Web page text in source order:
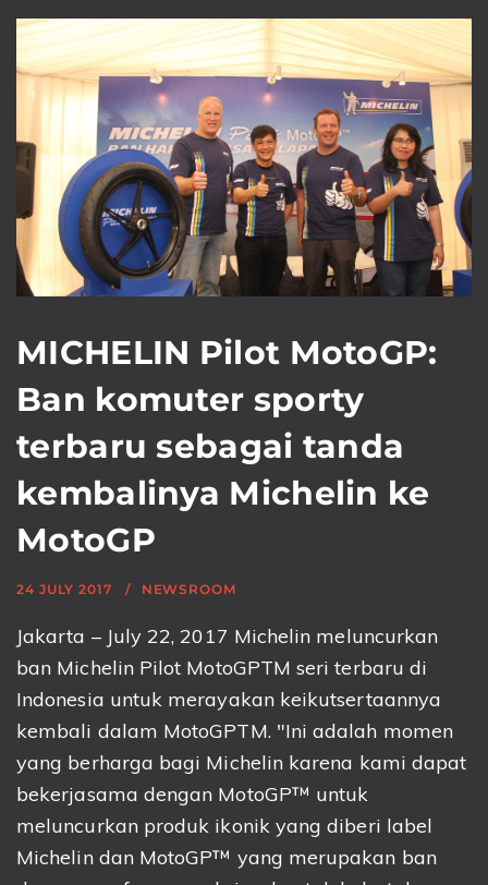
MICHELIN Pilot MotoGP:
Ban komuter sporty
terbaru sebagai tanda
kembalinya Michelin ke
MotoGP
24 JULY 2017 NEWSROOM
Jakarta – July 22, 2017 Michelin meluncurkan
ban Michelin Pilot MotoGPTM seri terbaru di
Indonesia untuk merayakan keikutsertaannya
kembali dalam MotoGPTM. "Ini adalah momen
yang berharga bagi Michelin karena kami dapat
bekerjasama dengan MotoGP™ untuk
meluncurkan produk ikonik yang diberi label
Michelin dan MotoGP™ yang merupakan ban